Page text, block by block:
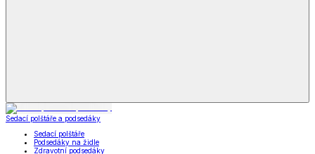
Sedací polštáře a podsedáky
Sedací polštáře
Podsedáky na židle
Zdravotní podsedáky